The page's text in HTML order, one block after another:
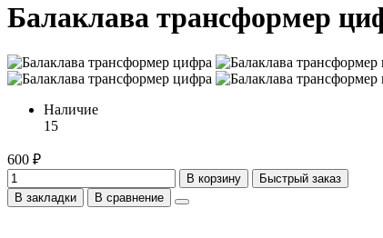
Балаклава трансформер
Наличие
15
600 ₽
В корзину
Быстрый заказ
В закладки
В сравнение